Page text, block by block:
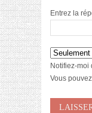
Entrez la
Notifiez-moi
Vous